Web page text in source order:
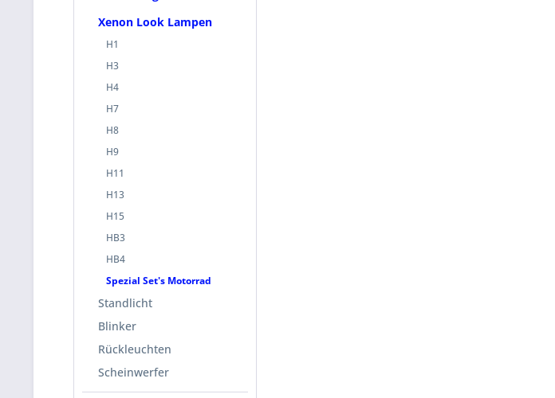
Xenon Look Lampen
H1
H3
H4
H7
H8
H9
H11
H13
H15
HB3
HB4
Spezial Set's Motorrad
Standlicht
Blinker
Rückleuchten
Scheinwerfer